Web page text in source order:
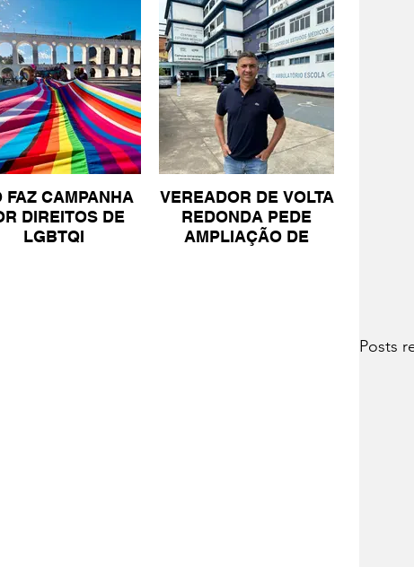
DE IR
FAZ CAMPANHA
DIREITOS DE
LGBTQI
VEREADOR DE VOLTA
REDONDA PEDE
AMPLIAÇÃO DE
Posts